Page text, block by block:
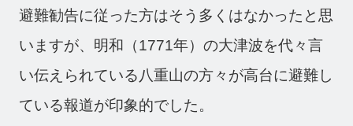
避難勧告に従った方はそう多くはなかったと思
いますが、明和（1771年）の大津波を代々言
い伝えられている八重山の方々が高台に避難し
ている報道が印象的でした。